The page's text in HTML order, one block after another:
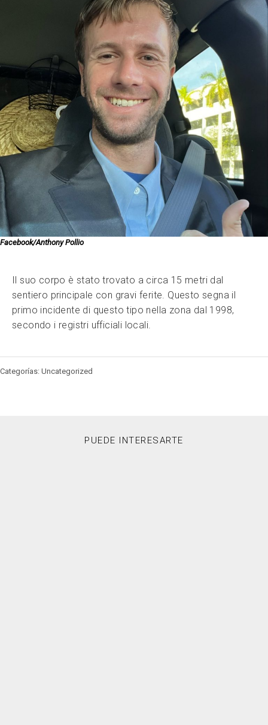
Facebook/Anthony Pollio
Il suo corpo è stato trovato a circa 15 metri dal
sentiero principale con gravi ferite. Questo segna il
primo incidente di questo tipo nella zona dal 1998,
secondo i registri ufficiali locali.
Categorías: Uncategorized
PUEDE INTERESARTE